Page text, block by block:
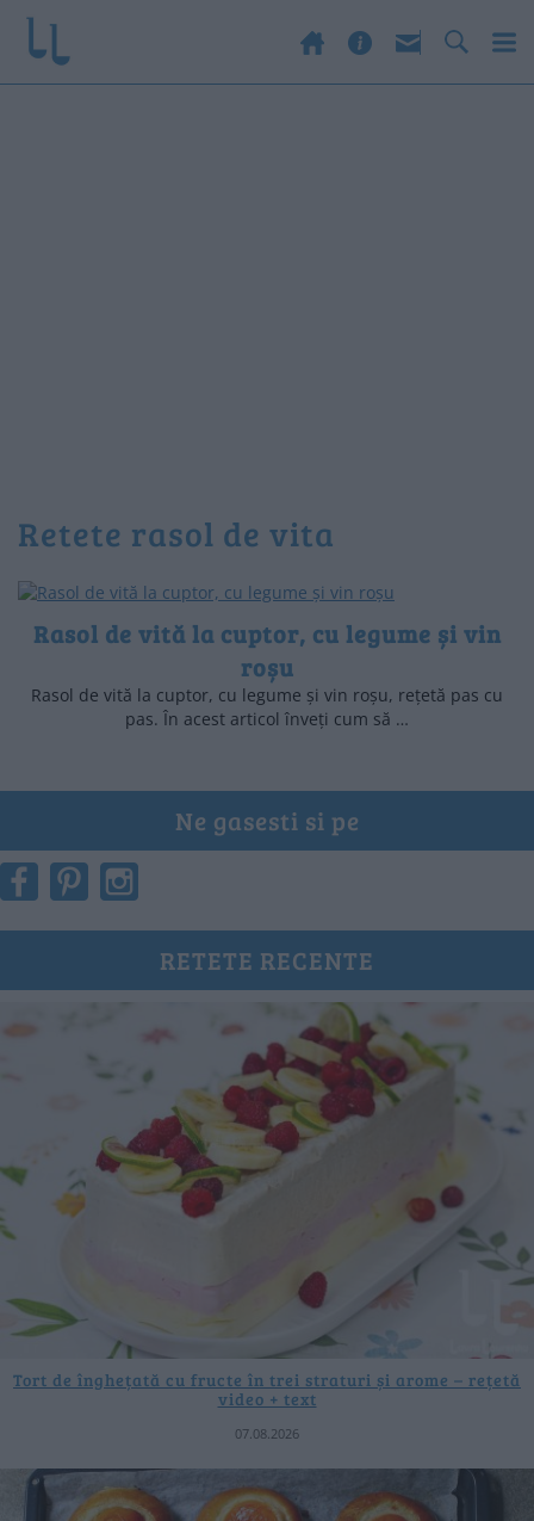
retete rasol de vita
Rasol de vită la cuptor, cu legume și vin
roșu
Rasol de vită la cuptor, cu legume și vin roșu, rețetă pas cu
pas. În acest articol înveți cum să …
Ne gasesti si pe
RETETE RECENTE
Tort de înghețată cu fructe în trei straturi și arome – rețetă
video + text
07.08.2026